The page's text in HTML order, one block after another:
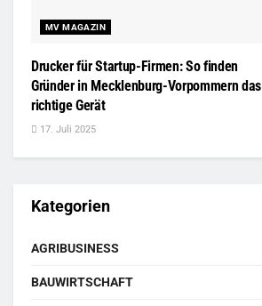
MV MAGAZIN
Drucker für Startup-Firmen: So finden
Gründer in Mecklenburg-Vorpommern das
richtige Gerät
17. Juli 2025
Kategorien
AGRIBUSINESS
BAUWIRTSCHAFT